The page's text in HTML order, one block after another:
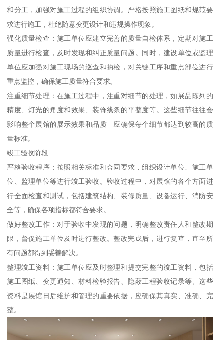
和分工，加强对施工过程的组织协调。严格按照施工图纸和规范要
求进行施工，杜绝随意变更设计和违规操作现象。
强化质量检查：施工单位应建立完善的质量自检体系，定期对施工
质量进行检查，及时发现和纠正质量问题。同时，建设单位或监理
单位应加强对施工现场的巡查和抽检，对关键工序和重点部位进行
重点监控，确保施工质量符合要求。
注重细节处理：在施工过程中，注重对细节的处理，如展品陈列的
精度、灯光的角度和效果、装饰线条的平整度等。这些细节往往会
影响整个展馆的展示效果和品质，应确保每个细节都达到较高的质
量标准。
竣工验收阶段
严格验收程序：按照相关标准和合同要求，组织设计单位、施工单
位、监理单位等进行竣工验收。验收过程中，对展馆的各个方面进
行全面检查和测试，包括建筑结构、装修质量、设备运行、消防安
全等，确保各项指标都符合要求。
做好整改工作：对于验收中发现的问题，明确整改责任人和整改期
限，督促施工单位及时进行整改。整改完成后，进行复查，直至所
有问题都得到妥善解决。
整理竣工资料：施工单位应及时整理和提交完整的竣工资料，包括
施工图纸、变更通知、材料检验报告、隐蔽工程验收记录等。这些
资料是展馆日后维护和管理的重要依据，应确保其真实、准确、完
整。